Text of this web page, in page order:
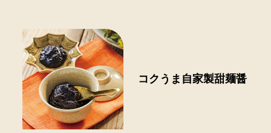
コクうま自家製甜麺醤